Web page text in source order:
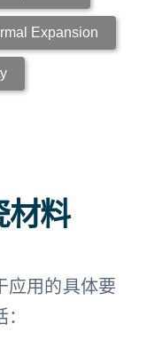
Expansion
材料
应用的具体要